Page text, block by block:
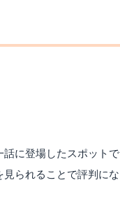
話に登場したスポットで
見られることで評判にな